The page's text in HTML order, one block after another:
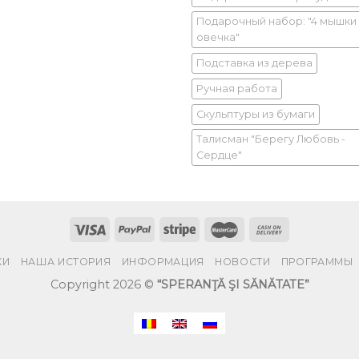
Подарочный набор: "4 мышки
овечка"
Подставка из дерева
Ручная работа
Скульптуры из бумаги
Талисман "Берегу Любовь -
Сердце"
НАША ИСТОРИЯ ИНФОРМАЦИЯ НОВОСТИ ПРОГРАММЫ
Copyright 2026 © “SPERANŢĂ ŞI SĂNĂTATE”